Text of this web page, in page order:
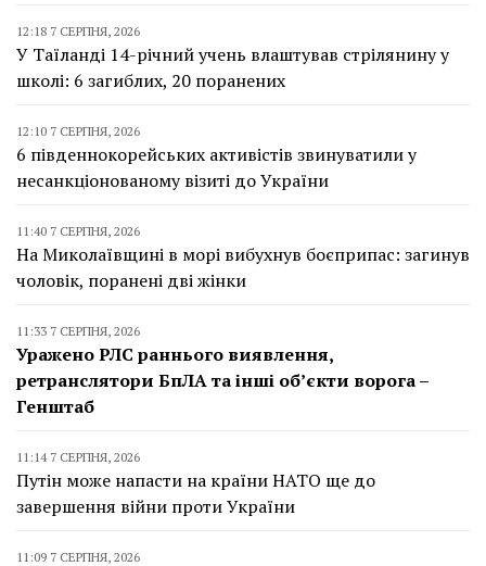
12:18 7 СЕРПНЯ, 2026
У Таїланді 14-річний учень влаштував стрілянину у
школі: 6 загиблих, 20 поранених
12:10 7 СЕРПНЯ, 2026
6 південнокорейських активістів звинуватили у
несанкціонованому візиті до України
11:40 7 СЕРПНЯ, 2026
На Миколаївщині в морі вибухнув боєприпас: загинув
чоловік, поранені дві жінки
11:33 7 СЕРПНЯ, 2026
Уражено РЛС раннього виявлення,
ретранслятори БпЛА та інші об’єкти ворога –
Генштаб
11:14 7 СЕРПНЯ, 2026
Путін може напасти на країни НАТО ще до
завершення війни проти України
11:09 7 СЕРПНЯ, 2026